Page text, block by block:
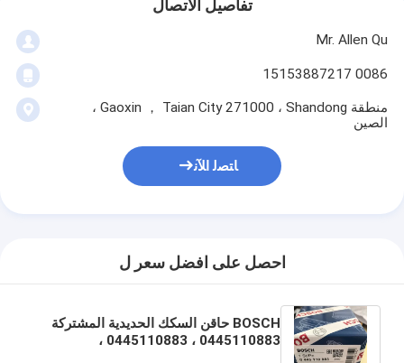
تفاصيل الاتصال
Mr. Allen Qu
0086 15153887217
منطقة Gaoxin ， Taian City 271000 ، Shandong ،
الصين
ﺎﺘﺼﻟ ﺍﻶﻧ
احصل على افضل سعر ل
BOSCH حاقن السكك الحديدية المشتركة
0445110883 ، 0445110883 ،